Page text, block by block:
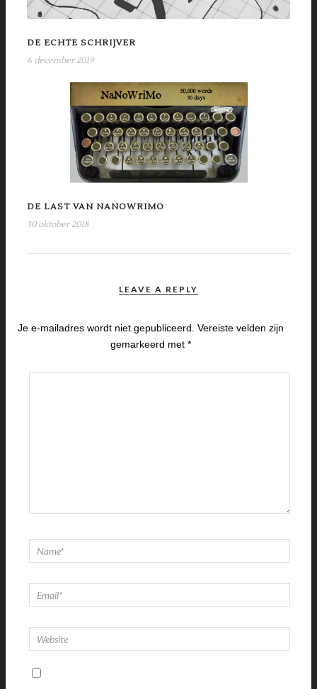
DE ECHTE SCHRIJVER
6 december 2019
DE LAST VAN NANOWRIMO
30 oktober 2018
LEAVE A REPLY
Je e-mailadres wordt niet gepubliceerd. Vereiste velden zijn
gemarkeerd met*